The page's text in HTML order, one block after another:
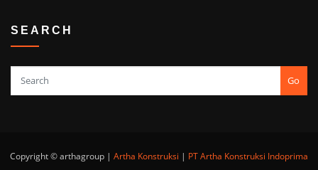
SEARCH
Go
Copyright © arthagroup | Artha Konstruksi | PT Artha Konstruksi Indoprima